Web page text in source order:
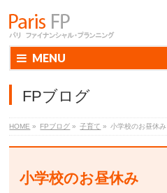
MENU
FPブログ
HOME » FPブログ » 子育て » 小学校のお昼休み
小学校のお昼休み